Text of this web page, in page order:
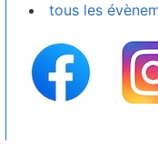
tous les